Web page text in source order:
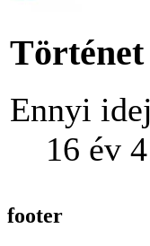
Történet
Ennyi
16 év
footer